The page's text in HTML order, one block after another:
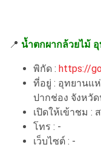
📍 น้ำตกผากล้วยไม้
พิกัด : https://
ที่อยู่ : อุทยานแ
ปากช่อง จังหวั
เปิดให้เข้าชม :
โทร : -
เว็บไซต์ : -